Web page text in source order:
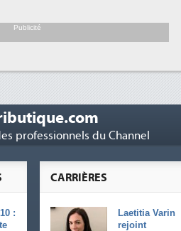
Publicité
professionnels du Channel
CARRIÈRES
Laetitia Varin
rejoint
: